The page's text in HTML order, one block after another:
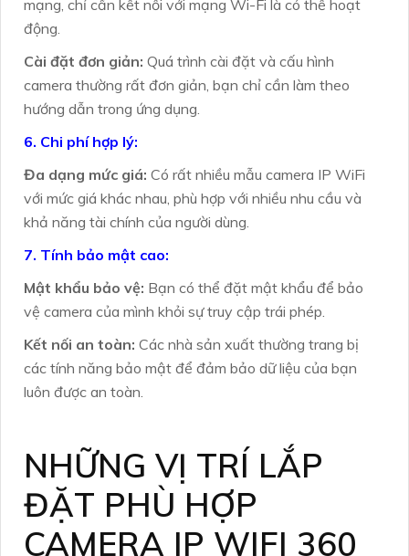
mạng, chỉ cần kết nối với mạng Wi-Fi là có thể hoạt
động.
Cài đặt đơn giản: Quá trình cài đặt và cấu hình
camera thường rất đơn giản, bạn chỉ cần làm theo
hướng dẫn trong ứng dụng.
6. Chi phí hợp lý:
Đa dạng mức giá: Có rất nhiều mẫu camera IP WiFi
với mức giá khác nhau, phù hợp với nhiều nhu cầu và
khả năng tài chính của người dùng.
7. Tính bảo mật cao:
Mật khẩu bảo vệ: Bạn có thể đặt mật khẩu để bảo
vệ camera của mình khỏi sự truy cập trái phép.
Kết nối an toàn: Các nhà sản xuất thường trang bị
các tính năng bảo mật để đảm bảo dữ liệu của bạn
luôn được an toàn.
NHỮNG VỊ TRÍ LẮP
ĐẶT PHÙ HỢP
CAMERA IP WIFI 360